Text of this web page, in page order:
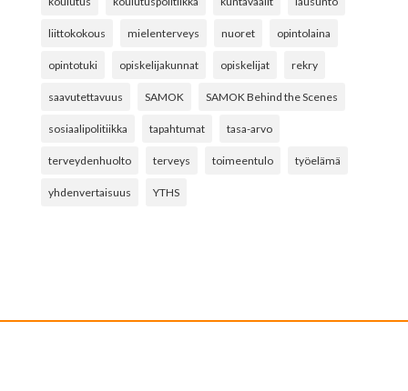
liittokokous mielenterveys nuoret opintolaina
opintotuki opiskelijakunnat opiskelijat rekry
saavutettavuus SAMOK SAMOK Behind the Scenes
sosiaalipolitiikka tapahtumat tasa-arvo
terveydenhuolto terveys toimeentulo työelämä
yhdenvertaisuus YTHS